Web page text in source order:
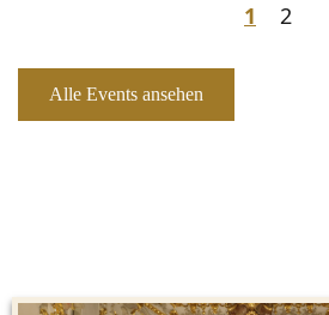
1 2
Alle Events ansehen